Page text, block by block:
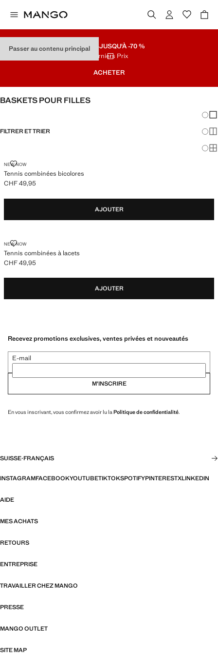
Passer au contenu principal
SOLDESJUSQU'À -70 %
Derniers Prix
ACHETER
BASKETS POUR FILLES
FILTRER ET TRIER
NEW NOW
Tennis combinées bicolores
TENNIS COMBINÉES BICOLORES
Prix actuel [CHF 49,95 ]
CHF 49,95
AJOUTER
NEW NOW
Tennis combinées à lacets
TENNIS COMBINÉES À LACETS
Prix actuel [CHF 49,95 ]
CHF 49,95
AJOUTER
Recevez promotions exclusives, ventes privées et nouveautés
E-mail
M’INSCRIRE
En vous inscrivant, vous confirmez avoir lu la Politique de confidentialité.
SUISSE·FRANÇAIS
INSTAGRAMFACEBOOKYOUTUBETIKTOKSPOTIFYPINTERESTXLINKEDIN
AIDE
MES ACHATS
RETOURS
ENTREPRISE
TRAVAILLER CHEZ MANGO
PRESSE
MANGO OUTLET
SITE MAP